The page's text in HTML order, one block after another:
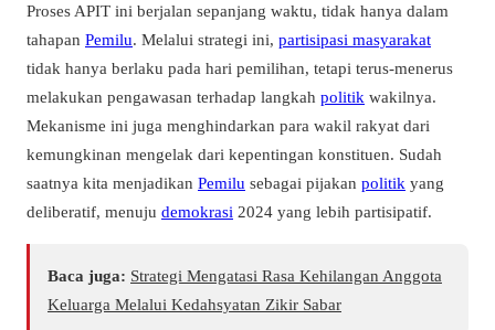
Proses APIT ini berjalan sepanjang waktu, tidak hanya dalam
tahapan Pemilu. Melalui strategi ini, partisipasi masyarakat
tidak hanya berlaku pada hari pemilihan, tetapi terus-menerus
melakukan pengawasan terhadap langkah politik wakilnya.
Mekanisme ini juga menghindarkan para wakil rakyat dari
kemungkinan mengelak dari kepentingan konstituen. Sudah
saatnya kita menjadikan Pemilu sebagai pijakan politik yang
deliberatif, menuju demokrasi 2024 yang lebih partisipatif.
Baca juga: Strategi Mengatasi Rasa Kehilangan Anggota
Keluarga Melalui Kedahsyatan Zikir Sabar